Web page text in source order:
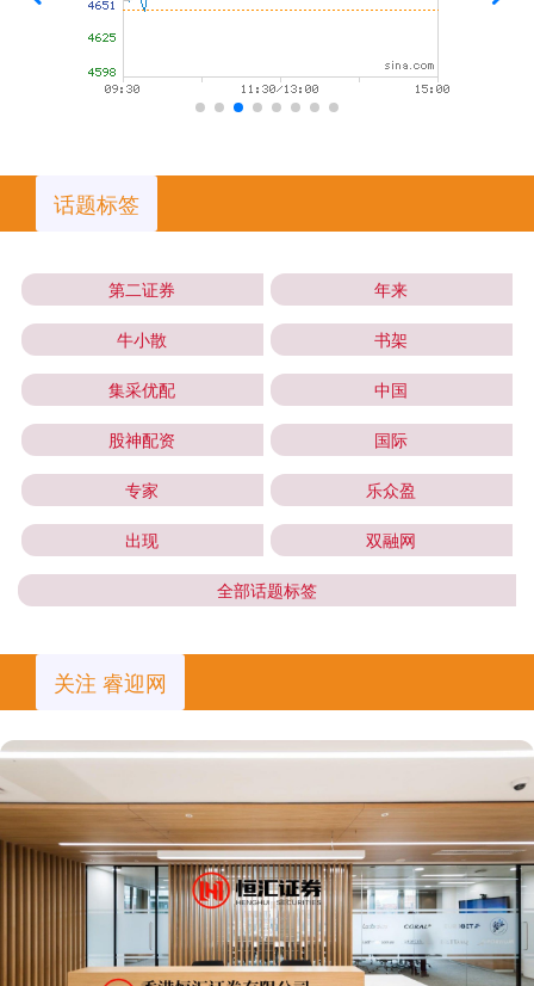
话题标签
第二证券 年来
牛小散 书架
集采优配 中国
股神配资 国际
专家 乐众盈
出现 双融网
全部话题标签
关注 睿迎网